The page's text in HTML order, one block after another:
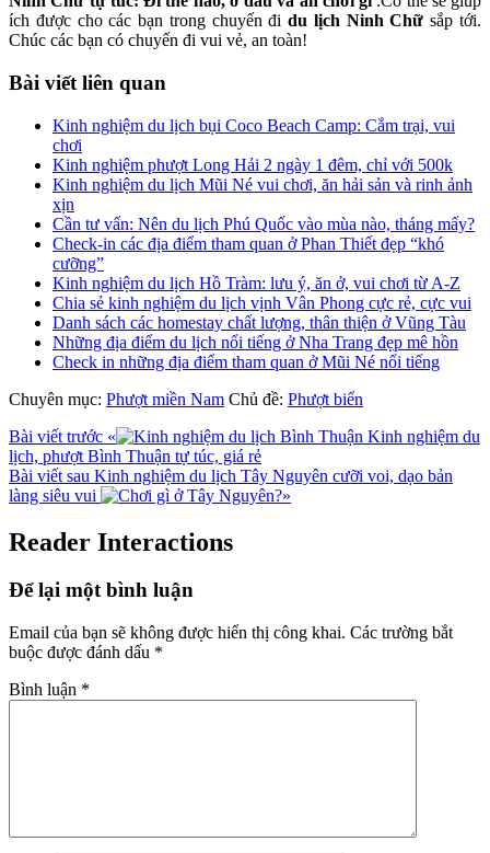
ích được cho các bạn trong chuyến đidu lịch Ninh Chữ sắp tới.
Chúc các bạn có chuyến đi vui vẻ, an toàn!
Bài viết liên quan
Kinh nghiệm du lịch bụi Coco Beach Camp: Cắm trại, vui
chơi
Kinh nghiệm phượt Long Hải 2 ngày 1 đêm, chỉ với 500k
Kinh nghiệm du lịch Mũi Né vui chơi, ăn hải sản và rinh ảnh
xịn
Cần tư vấn: Nên du lịch Phú Quốc vào mùa nào, tháng mấy?
Check-in các địa điểm tham quan ở Phan Thiết đẹp “khó
cưỡng”
Kinh nghiệm du lịch Hồ Tràm: lưu ý, ăn ở, vui chơi từ A-Z
Chia sẻ kinh nghiệm du lịch vịnh Vân Phong cực rẻ, cực vui
Danh sách các homestay chất lượng, thân thiện ở Vũng Tàu
Những địa điểm du lịch nổi tiếng ở Nha Trang đẹp mê hồn
Check in những địa điểm tham quan ở Mũi Né nổi tiếng
Chuyên mục: Phượt miền Nam Chủ đề: Phượt biển
Bài viết trước «
Kinh nghiệm du
lịch, phượt Bình Thuận tự túc, giá rẻ
Bài viết sau Kinh nghiệm du lịch Tây Nguyên cưỡi voi, dạo bản
làng siêu vui
»
Reader Interactions
Để lại một bình luận
Email của bạn sẽ không được hiển thị công khai. Các trường bắt
buộc được đánh dấu *
Bình luận *